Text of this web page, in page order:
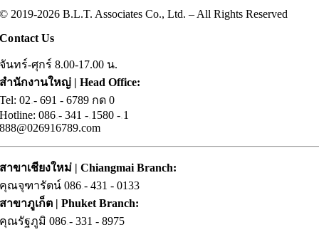
© 2019-2026 B.L.T. Associates Co., Ltd. – All Rights Reserved
Contact Us
จันทร์-ศุกร์ 8.00-17.00 น.
สำนักงานใหญ่ | Head Office:
Tel: 02.- 691 - 6789 กด 0
Hotline: 086.- 341 -.1580 -.1
888@026916789.com
สาขาเชียงใหม่ | Chiangmai Branch:
คุณจุฑารัตน์ 086.- 431 - 0133
สาขาภูเก็ต | Phuket Branch:
คุณรัฐภูมิ 086.- 331 - 8975